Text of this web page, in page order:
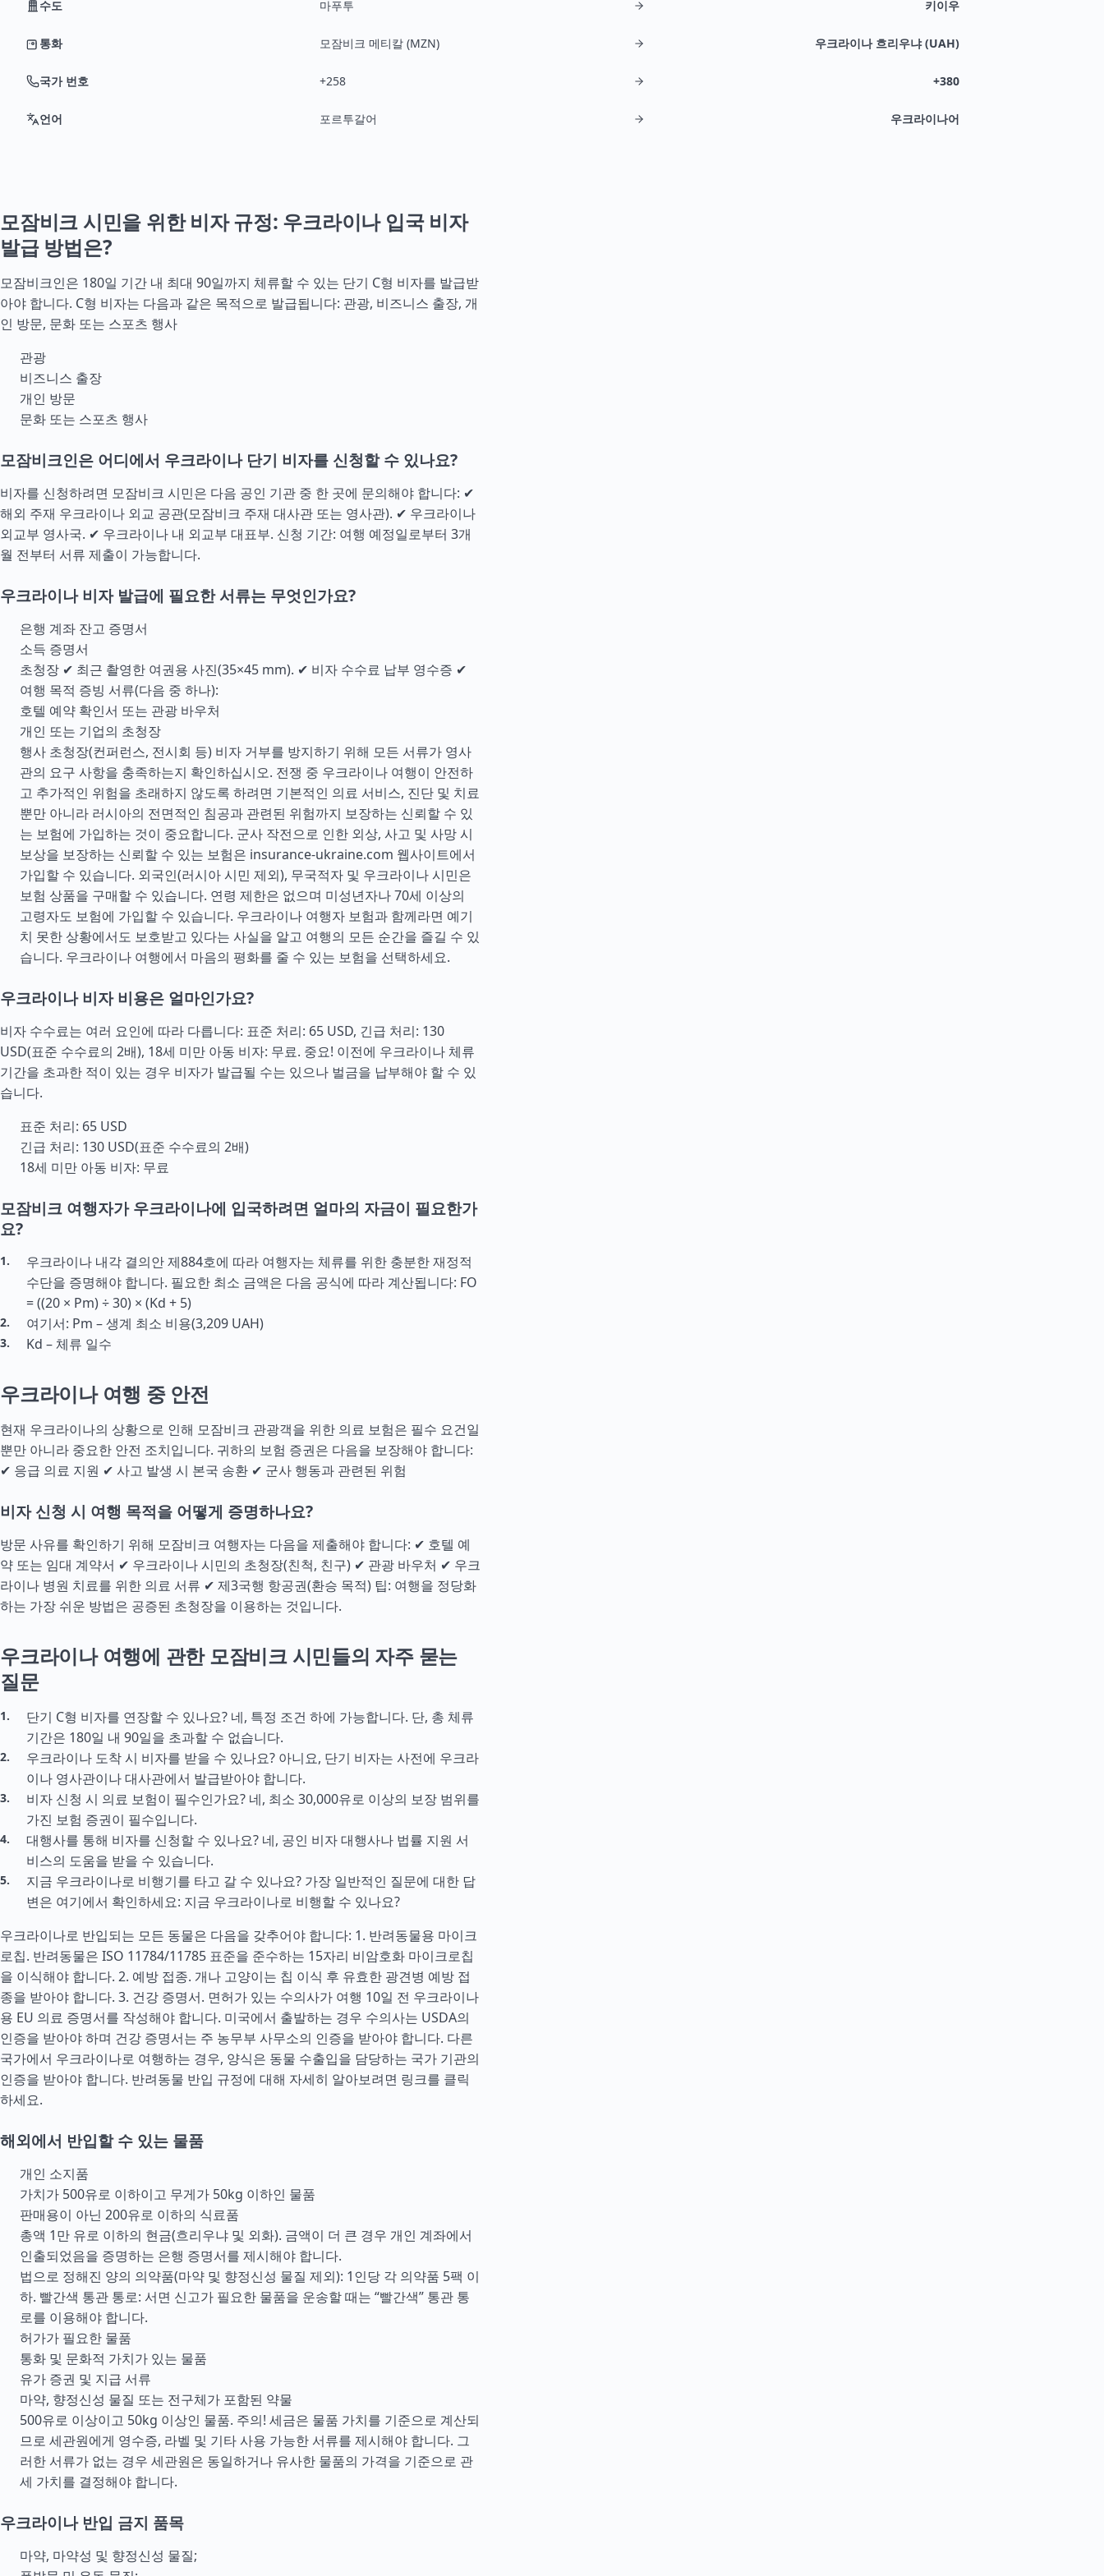
수도 마푸투 키이우
통화 모잠비크 메티칼 (MZN) 우크라이나 흐리우냐 (UAH)
국가 번호 +258 +380
언어 포르투갈어 우크라이나어
모잠비크 시민을 위한 비자 규정: 우크라이나 입국 비자
발급 방법은?
모잠비크인은 180일 기간 내 최대 90일까지 체류할 수 있는 단기 C형 비자를 발급받
아야 합니다. C형 비자는 다음과 같은 목적으로 발급됩니다: 관광, 비즈니스 출장, 개
인 방문, 문화 또는 스포츠 행사
관광
비즈니스 출장
개인 방문
문화 또는 스포츠 행사
모잠비크인은 어디에서 우크라이나 단기 비자를 신청할 수 있나요?
비자를 신청하려면 모잠비크 시민은 다음 공인 기관 중 한 곳에 문의해야 합니다: ✔
해외 주재 우크라이나 외교 공관(모잠비크 주재 대사관 또는 영사관). ✔ 우크라이나
외교부 영사국. ✔ 우크라이나 내 외교부 대표부. 신청 기간: 여행 예정일로부터 3개
월 전부터 서류 제출이 가능합니다.
우크라이나 비자 발급에 필요한 서류는 무엇인가요?
은행 계좌 잔고 증명서
소득 증명서
초청장 ✔ 최근 촬영한 여권용 사진(35×45 mm). ✔ 비자 수수료 납부 영수증 ✔
여행 목적 증빙 서류(다음 중 하나):
호텔 예약 확인서 또는 관광 바우처
개인 또는 기업의 초청장
행사 초청장(컨퍼런스, 전시회 등) 비자 거부를 방지하기 위해 모든 서류가 영사
관의 요구 사항을 충족하는지 확인하십시오. 전쟁 중 우크라이나 여행이 안전하
고 추가적인 위험을 초래하지 않도록 하려면 기본적인 의료 서비스, 진단 및 치료
뿐만 아니라 러시아의 전면적인 침공과 관련된 위험까지 보장하는 신뢰할 수 있
는 보험에 가입하는 것이 중요합니다. 군사 작전으로 인한 외상, 사고 및 사망 시
보상을 보장하는 신뢰할 수 있는 보험은 insurance-ukraine.com 웹사이트에서
가입할 수 있습니다. 외국인(러시아 시민 제외), 무국적자 및 우크라이나 시민은
보험 상품을 구매할 수 있습니다. 연령 제한은 없으며 미성년자나 70세 이상의
고령자도 보험에 가입할 수 있습니다. 우크라이나 여행자 보험과 함께라면 예기
치 못한 상황에서도 보호받고 있다는 사실을 알고 여행의 모든 순간을 즐길 수 있
습니다. 우크라이나 여행에서 마음의 평화를 줄 수 있는 보험을 선택하세요.
우크라이나 비자 비용은 얼마인가요?
비자 수수료는 여러 요인에 따라 다릅니다: 표준 처리: 65 USD, 긴급 처리: 130
USD(표준 수수료의 2배), 18세 미만 아동 비자: 무료. 중요! 이전에 우크라이나 체류
기간을 초과한 적이 있는 경우 비자가 발급될 수는 있으나 벌금을 납부해야 할 수 있
습니다.
표준 처리: 65 USD
긴급 처리: 130 USD(표준 수수료의 2배)
18세 미만 아동 비자: 무료
모잠비크 여행자가 우크라이나에 입국하려면 얼마의 자금이 필요한가
요?
우크라이나 내각 결의안 제884호에 따라 여행자는 체류를 위한 충분한 재정적
수단을 증명해야 합니다. 필요한 최소 금액은 다음 공식에 따라 계산됩니다: FO
= ((20 × Pm) ÷ 30) × (Kd + 5)
여기서: Pm – 생계 최소 비용(3,209 UAH)
Kd – 체류 일수
우크라이나 여행 중 안전
현재 우크라이나의 상황으로 인해 모잠비크 관광객을 위한 의료 보험은 필수 요건일
뿐만 아니라 중요한 안전 조치입니다. 귀하의 보험 증권은 다음을 보장해야 합니다:
✔ 응급 의료 지원 ✔ 사고 발생 시 본국 송환 ✔ 군사 행동과 관련된 위험
비자 신청 시 여행 목적을 어떻게 증명하나요?
방문 사유를 확인하기 위해 모잠비크 여행자는 다음을 제출해야 합니다: ✔ 호텔 예
약 또는 임대 계약서 ✔ 우크라이나 시민의 초청장(친척, 친구) ✔ 관광 바우처 ✔ 우크
라이나 병원 치료를 위한 의료 서류 ✔ 제3국행 항공권(환승 목적) 팁: 여행을 정당화
하는 가장 쉬운 방법은 공증된 초청장을 이용하는 것입니다.
우크라이나 여행에 관한 모잠비크 시민들의 자주 묻는
질문
단기 C형 비자를 연장할 수 있나요? 네, 특정 조건 하에 가능합니다. 단, 총 체류
기간은 180일 내 90일을 초과할 수 없습니다.
우크라이나 도착 시 비자를 받을 수 있나요? 아니요, 단기 비자는 사전에 우크라
이나 영사관이나 대사관에서 발급받아야 합니다.
비자 신청 시 의료 보험이 필수인가요? 네, 최소 30,000유로 이상의 보장 범위를
가진 보험 증권이 필수입니다.
대행사를 통해 비자를 신청할 수 있나요? 네, 공인 비자 대행사나 법률 지원 서
비스의 도움을 받을 수 있습니다.
지금 우크라이나로 비행기를 타고 갈 수 있나요? 가장 일반적인 질문에 대한 답
변은 여기에서 확인하세요: 지금 우크라이나로 비행할 수 있나요?
우크라이나로 반입되는 모든 동물은 다음을 갖추어야 합니다: 1. 반려동물용 마이크
로칩. 반려동물은 ISO 11784/11785 표준을 준수하는 15자리 비암호화 마이크로칩
을 이식해야 합니다. 2. 예방 접종. 개나 고양이는 칩 이식 후 유효한 광견병 예방 접
종을 받아야 합니다. 3. 건강 증명서. 면허가 있는 수의사가 여행 10일 전 우크라이나
용 EU 의료 증명서를 작성해야 합니다. 미국에서 출발하는 경우 수의사는 USDA의
인증을 받아야 하며 건강 증명서는 주 농무부 사무소의 인증을 받아야 합니다. 다른
국가에서 우크라이나로 여행하는 경우, 양식은 동물 수출입을 담당하는 국가 기관의
인증을 받아야 합니다. 반려동물 반입 규정에 대해 자세히 알아보려면 링크를 클릭
하세요.
해외에서 반입할 수 있는 물품
개인 소지품
가치가 500유로 이하이고 무게가 50kg 이하인 물품
판매용이 아닌 200유로 이하의 식료품
총액 1만 유로 이하의 현금(흐리우냐 및 외화). 금액이 더 큰 경우 개인 계좌에서
인출되었음을 증명하는 은행 증명서를 제시해야 합니다.
법으로 정해진 양의 의약품(마약 및 향정신성 물질 제외): 1인당 각 의약품 5팩 이
하. 빨간색 통관 통로: 서면 신고가 필요한 물품을 운송할 때는 “빨간색” 통관 통
로를 이용해야 합니다.
허가가 필요한 물품
통화 및 문화적 가치가 있는 물품
유가 증권 및 지급 서류
마약, 향정신성 물질 또는 전구체가 포함된 약물
500유로 이상이고 50kg 이상인 물품. 주의! 세금은 물품 가치를 기준으로 계산되
므로 세관원에게 영수증, 라벨 및 기타 사용 가능한 서류를 제시해야 합니다. 그
러한 서류가 없는 경우 세관원은 동일하거나 유사한 물품의 가격을 기준으로 관
세 가치를 결정해야 합니다.
우크라이나 반입 금지 품목
마약, 마약성 및 향정신성 물질;